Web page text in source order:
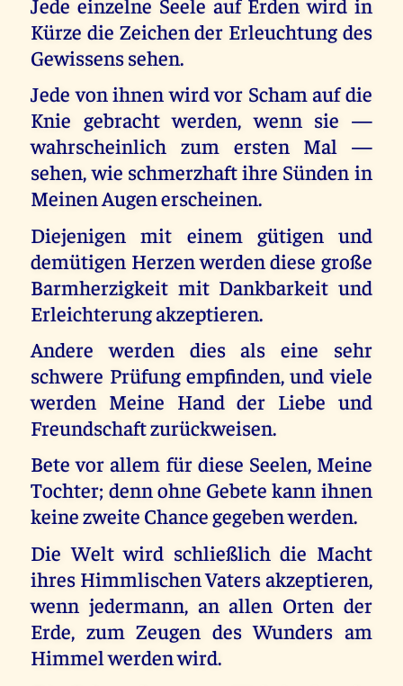
Kürze die Zeichen der Erleuchtung des
Gewissens sehen.
Jede von ihnen wird vor Scham auf die
Knie gebracht werden, wenn sie —
wahrscheinlich zum ersten Mal —
sehen, wie schmerzhaft ihre Sünden in
Meinen Augen erscheinen.
Diejenigen mit einem gütigen und
demütigen Herzen werden diese große
Barmherzigkeit mit Dankbarkeit und
Erleichterung akzeptieren.
Andere werden dies als eine sehr
schwere Prüfung empfinden, und viele
werden Meine Hand der Liebe und
Freundschaft zurückweisen.
Bete vor allem für diese Seelen, Meine
Tochter; denn ohne Gebete kann ihnen
keine zweite Chance gegeben werden.
Die Welt wird schließlich die Macht
ihres Himmlischen Vaters akzeptieren,
wenn jedermann, an allen Orten der
Erde, zum Zeugen des Wunders am
Himmel werden wird.